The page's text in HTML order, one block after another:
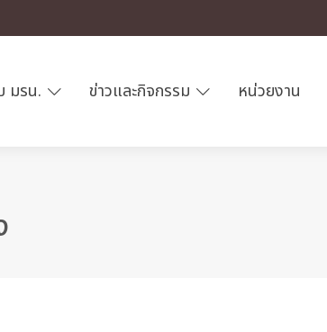
มรน. ข่าวและกิจกรรม หน่วยงาน